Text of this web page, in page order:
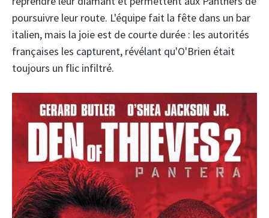
poursuivre leur route. L'équipe fait la fête dans un bar
italien, mais la joie est de courte durée : les autorités
françaises les capturent, révélant qu'O'Brien était
toujours un flic infiltré.